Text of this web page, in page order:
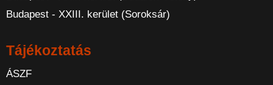
Budapest - XXIII. kerület (Soroksár)
Tájékoztatás
ÁSZF